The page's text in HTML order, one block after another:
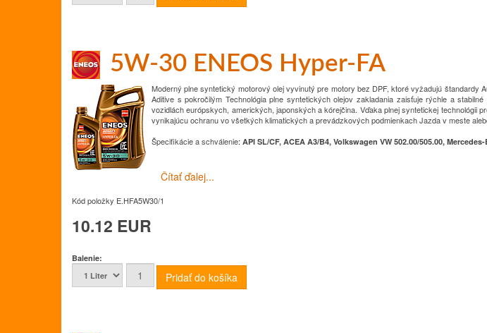
5W-30 ENEOS Hyper-FA
Moderný plne syntetický motorový olej vyvinutý pre motory bez DPF, ktoré vyžadujú štandardy
Aditive s pokročilým Technológia plne syntetických olejov zakladania zaisťuje rýchle a stabilné
vozidlách európskych, amerických, japonských a kórejčina. Vďaka plnej syntetickej technológii
vynikajúcu ochranu vo všetkých klimatických a prevádzkových podmienkachJazda v meste
Špecifikácie a schválenie: API SL/CF, ACEA A3/B4, Volkswagen VW 502.00/505.00,
Čítať ďalej...
Kód položky E.HFA5W30/1
10.12 EUR
Balenie: